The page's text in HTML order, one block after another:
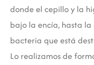
donde el cepillo y la
bajo la encía, hasta
bacteria que está
Lo realizamos de